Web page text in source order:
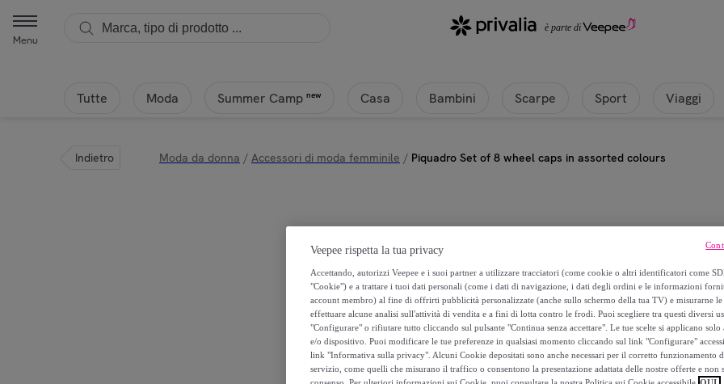
Menu
Tutte Moda Summer Camp new Casa Bambini Scarpe Sport Viaggi
Indietro Moda da donna / Accessori di moda femminile / Piquadro Set of 8 wheel caps in assorted colours
Piquadro
Piquadro Set of 8 wheel caps in
18,00 €
Veepee rispetta la tua privacy
Accettando, autorizzi Veepee e i suoi partner a utilizzare tracciatori (come cookie o altri identificatori come
"Cookie") e a trattare i tuoi dati personali (come i dati di navigazione, i dati degli ordini e le informazioni
account membro) al fine di offrirti pubblicità personalizzate (anche sullo schermo della tua TV) e misurarne le
effettuare alcune analisi sull'attività di vendita e a fini di lotta contro le frodi. Puoi scegliere tra questi diversi
"Configurare" o rifiutare tutto cliccando sul pulsante "Continua senza accettare". Le tue scelte si applicano solo
e/o dispositivo. Puoi modificare le tue preferenze in qualsiasi momento cliccando sul link "Configurare"
link "Informativa sulla privacy". Alcuni Cookie depositati sono anche necessari per il corretto funzionamento
servizio, come quelli che misurano il traffico o consentono la presentazione adattata delle nostre offerte e non